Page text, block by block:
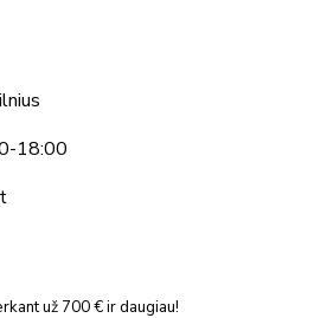
18:00
už 700 € ir daugiau!